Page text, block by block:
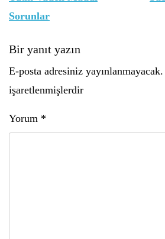
Sorunlar
Bir yanıt yazın
E-posta adresiniz yayınlanmayacak.
işaretlenmişlerdir
Yorum *